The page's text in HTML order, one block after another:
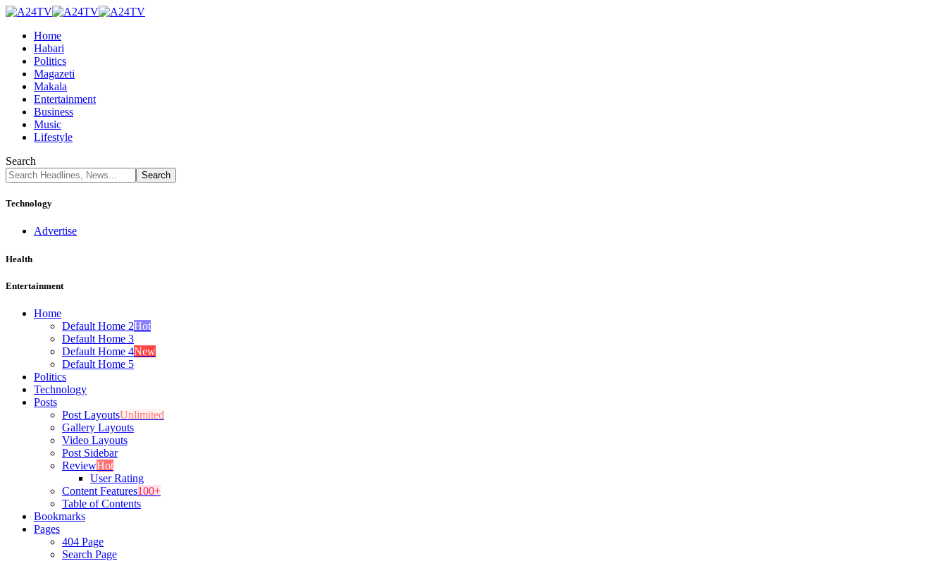
Home
Habari
Politics
Magazeti
Makala
Entertainment
Business
Music
Lifestyle
Search
Technology
Advertise
Health
Entertainment
Home
Default Home 2Hot
Default Home 3
Default Home 4New
Default Home 5
Politics
Technology
Posts
Post LayoutsUnlimited
Gallery Layouts
Video Layouts
Post Sidebar
ReviewHot
User Rating
Content Features100+
Table of Contents
Bookmarks
Pages
404 Page
Search Page